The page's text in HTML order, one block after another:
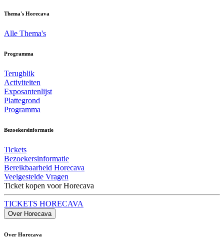
Thema's Horecava
Alle Thema's
Programma
Terugblik
Activiteiten
Exposantenlijst
Plattegrond
Programma
Bezoekersinformatie
Tickets
Bezoekersinformatie
Bereikbaarheid Horecava
Veelgestelde Vragen
Ticket kopen voor Horecava
TICKETS HORECAVA
Over Horecava
Over Horecava